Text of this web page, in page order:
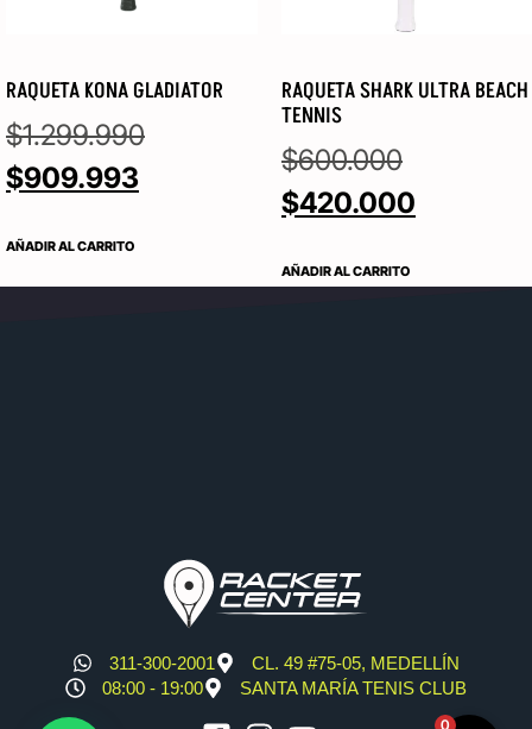
RAQUETA KONA GLADIATOR
$1.299.990
$909.993
AÑADIR AL CARRITO
RAQUETA SHARK ULTRA BEACH
TENNIS
$600.000
$420.000
AÑADIR AL CARRITO
311-300-2001
CL. 49 #75-05, MEDELLÍN
08:00 - 19:00
SANTA MARÍA TENIS CLUB
0